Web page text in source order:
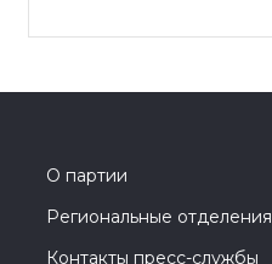
О партии
Региональные отделения
Контакты пресс-службы